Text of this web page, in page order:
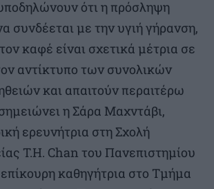
ότι η πρόσληψη
συνδέεται με την υγιή γήρανση,
καφέ είναι σχετικά μέτρια σε
αντίκτυπο των συνολικών
και απαιτούν περαιτέρω
η Σάρα Μαχντάβι,
ερευνήτρια στη Σχολή
T.H. Chan του Πανεπιστημίου
καθηγήτρια στο Τμήμα